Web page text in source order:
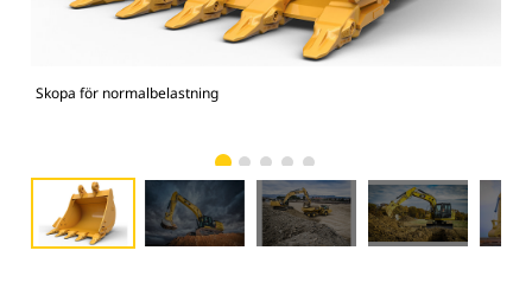
Skopa för normalbelastning